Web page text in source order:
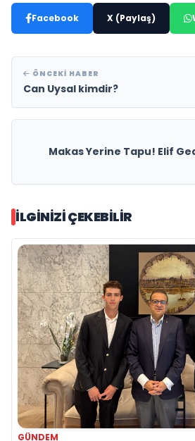
Facebook X (Paylaş)
ÖNCEKI HABER
Can Uysal kimdir?
Makas Yerine Tapu! Elif
İLGINIZI ÇEKEBILIR
GÜNDEM